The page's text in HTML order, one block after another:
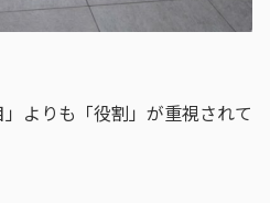
よりも「役割」が重視されて